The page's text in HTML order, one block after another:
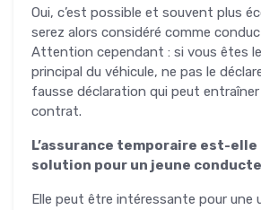
Oui, c’est possible et souvent plus
serez alors considéré comme
Attention cependant : si vous êtes
principal du véhicule, ne pas le
fausse déclaration qui peut
contrat.
L’assurance temporaire est-elle
solution pour un jeune
Elle peut être intéressante pour une